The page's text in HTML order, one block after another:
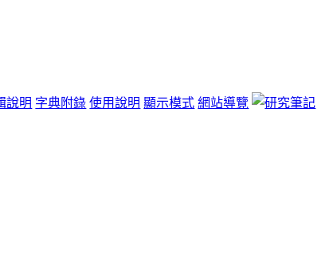
說明 字典附錄 使用說明 顯示模式 網站導覽